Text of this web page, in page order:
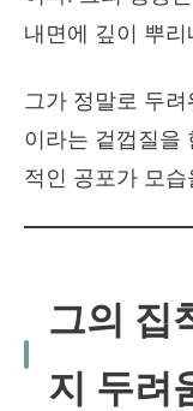
내면에 깊이 뿌
그가 정말로 두
이라는 겉껍질을
적인 공포가 모
그의 집
지 두려